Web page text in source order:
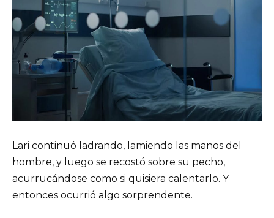
Lari continuó ladrando, lamiendo las manos del
hombre, y luego se recostó sobre su pecho,
acurrucándose como si quisiera calentarlo. Y
entonces ocurrió algo sorprendente.